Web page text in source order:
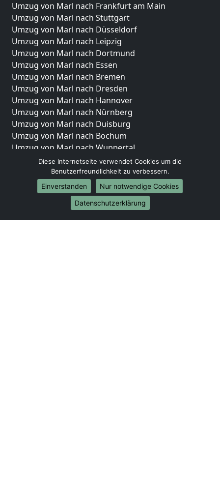
Umzug von Marl nach Frankfurt am Main
Umzug von Marl nach Stuttgart
Umzug von Marl nach Düsseldorf
Umzug von Marl nach Leipzig
Umzug von Marl nach Dortmund
Umzug von Marl nach Essen
Umzug von Marl nach Bremen
Umzug von Marl nach Dresden
Umzug von Marl nach Hannover
Umzug von Marl nach Nürnberg
Umzug von Marl nach Duisburg
Umzug von Marl nach Bochum
Umzug von Marl nach Wuppertal
Umzug von Marl nach Bielefeld
Umzug von Marl nach Bonn
Umzug von Marl nach Münster
Internationale-Umzüge
Umzug von Marl nach Brasilien
Diese Internetseite verwendet Cookies um die
Benutzerfreundlichkeit zu verbessern.
Einverstanden
Nur notwendige Cookies
Datenschutzerklärung